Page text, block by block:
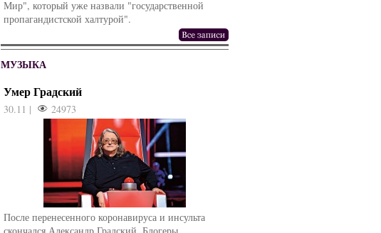
Мир", который уже назвали "государственной
пропагандистской халтурой".
МУЗЫКА
Умер Градский
30.11 | 24973
После перенесенного коронавируса и инсульта